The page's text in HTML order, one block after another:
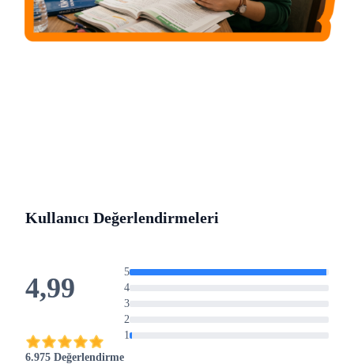
Kullanıcı Değerlendirmeleri
4,99
6.975 Değerlendirme
5
4
3
2
1